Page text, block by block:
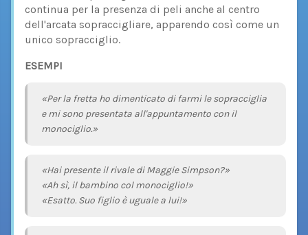
continua per la presenza di peli anche al centro
dell'arcata sopraccigliare, apparendo così come un
unico sopracciglio.
ESEMPI
«Per la fretta ho dimenticato di farmi le sopracciglia
e mi sono presentata all'appuntamento con il
monociglio.»
«Hai presente il rivale di Maggie Simpson?»
«Ah sì, il bambino col monociglio!»
«Esatto. Suo figlio è uguale a lui!»